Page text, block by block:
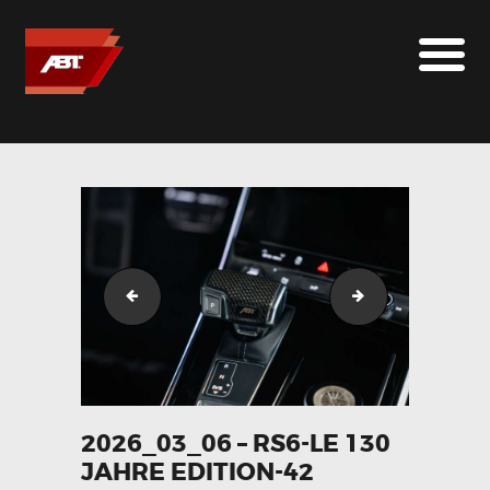
ABT SPORTSLINE FRANCE
MARQUES
LE SUR-MESURE
ABT
2026_03_06 - RS6-LE 130 Jahre Edition-412026_03_06 -
2026_03_06 – RS6-LE 130
JAHRE EDITION-42